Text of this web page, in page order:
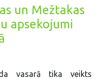
un Mežtakas
apsekojumi
vasarā tika veikts